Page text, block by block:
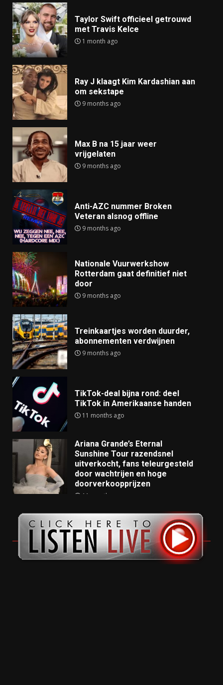
Taylor Swift officieel getrouwd
met Travis Kelce
1 month ago
Ray J klaagt Kim Kardashian aan
om sekstape
9 months ago
Max B na 15 jaar weer
vrijgelaten
9 months ago
Anti-AZC nummer Broken
Veteran alsnog offline
9 months ago
Nationale Vuurwerkshow
Rotterdam gaat definitief niet
door
9 months ago
Treinkaartjes worden duurder,
abonnementen verdwijnen
9 months ago
TikTok-deal bijna rond: deel
TikTok in Amerikaanse handen
11 months ago
Ariana Grande’s Eternal
Sunshine Tour razendsnel
uitverkocht, fans teleurgesteld
door wachtrijen en hoge
doorverkoopprijzen
11 months ago